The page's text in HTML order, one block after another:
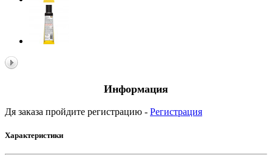
Информация
Дя заказа пройдите регистрацию - Регистрация
Характеристики